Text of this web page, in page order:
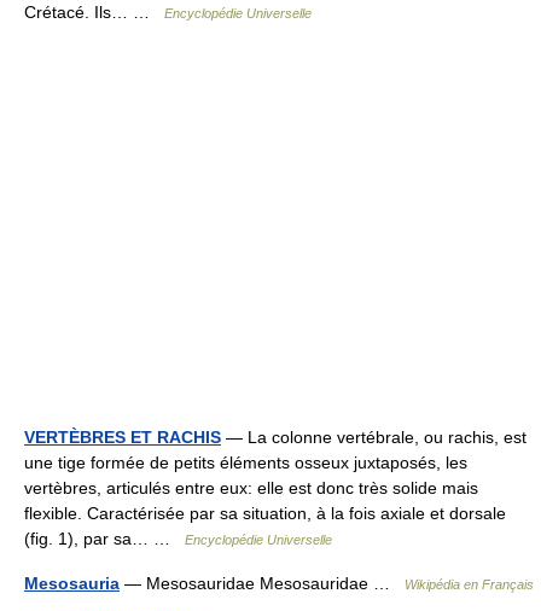
Crétacé. Ils… …
Encyclopédie Universelle
VERTÈBRES ET RACHIS — La colonne vertébrale, ou rachis, est
une tige formée de petits éléments osseux juxtaposés, les
vertèbres, articulés entre eux: elle est donc très solide mais
flexible. Caractérisée par sa situation, à la fois axiale et dorsale
(fig. 1), par sa… …
Encyclopédie Universelle
Mesosauria — Mesosauridae Mesosauridae … Wikipédia en Français